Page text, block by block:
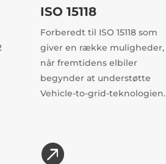
ISO 15118
Forberedt til ISO 15118 som
giver en række muligheder,
når fremtidens elbiler
begynder at understøtte
Vehicle-to-grid-teknologien.
